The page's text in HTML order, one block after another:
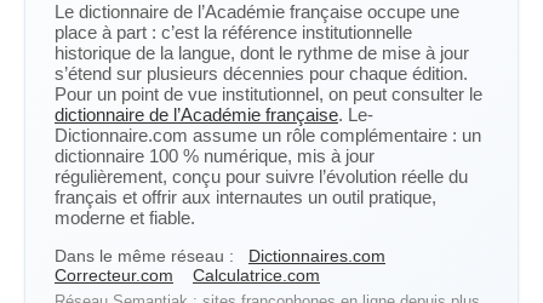
Le dictionnaire de l’Académie française occupe une
place à part : c’est la référence institutionnelle
historique de la langue, dont le rythme de mise à jour
s’étend sur plusieurs décennies pour chaque édition.
Pour un point de vue institutionnel, on peut consulter le
dictionnaire de l’Académie française. Le-
Dictionnaire.com assume un rôle complémentaire : un
dictionnaire 100 % numérique, mis à jour
régulièrement, conçu pour suivre l’évolution réelle du
français et offrir aux internautes un outil pratique,
moderne et fiable.
Dans le même réseau :
Dictionnaires.com
Correcteur.com
Calculatrice.com